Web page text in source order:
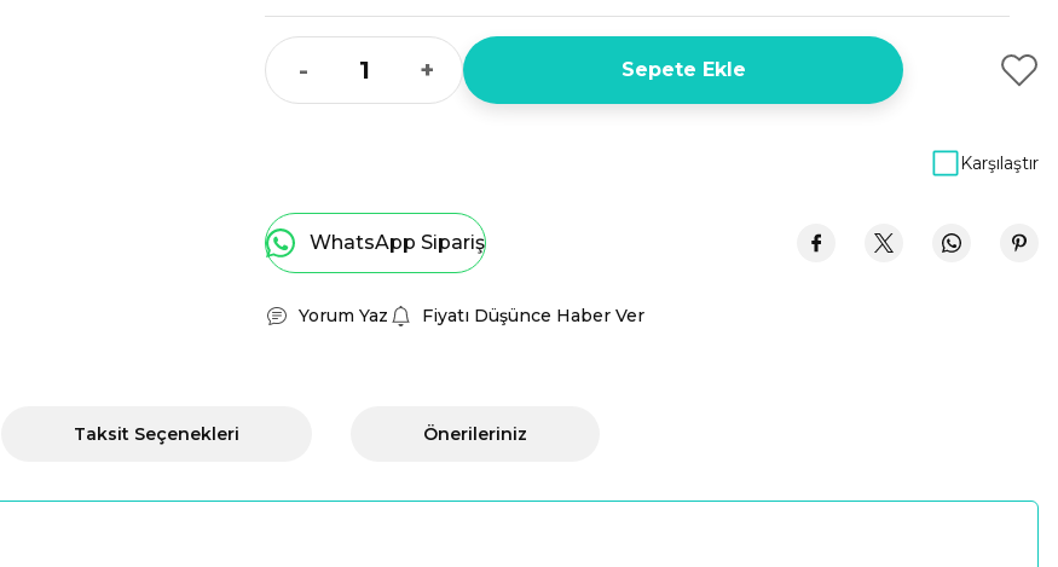
- + Sepete Ekle
Karşılaştır
WhatsApp Sipariş
Yorum Yaz Fiyatı Düşünce Haber Ver
Taksit Seçenekleri Önerileriniz